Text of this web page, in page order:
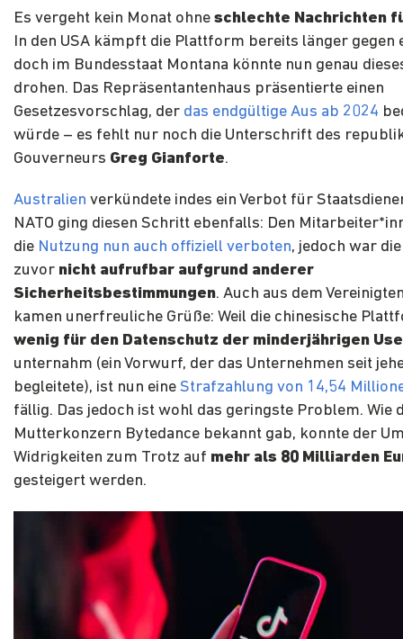
Es vergeht kein Monat ohne schlechte Nachrichten
In den USA kämpft die Plattform bereits länger gegen
doch im Bundesstaat Montana könnte nun genau
drohen. Das Repräsentantenhaus präsentierte einen
Gesetzesvorschlag, der das endgültige Aus ab 2024
würde – es fehlt nur noch die Unterschrift des
Gouverneurs Greg Gianforte.
Australien verkündete indes ein Verbot für
NATO ging diesen Schritt ebenfalls: Den
die Nutzung nun auch offiziell verboten, jedoch war
zuvor nicht aufrufbar aufgrund anderer
Sicherheitsbestimmungen. Auch aus dem
kamen unerfreuliche Grüße: Weil die chinesische
wenig für den Datenschutz der minderjährigen
unternahm (ein Vorwurf, der das Unternehmen seit
begleitete), ist nun eine Strafzahlung von 14,54
fällig. Das jedoch ist wohl das geringste Problem. Wie
Mutterkonzern Bytedance bekannt gab, konnte der
Widrigkeiten zum Trotz auf mehr als 80 Milliarden
gesteigert werden.